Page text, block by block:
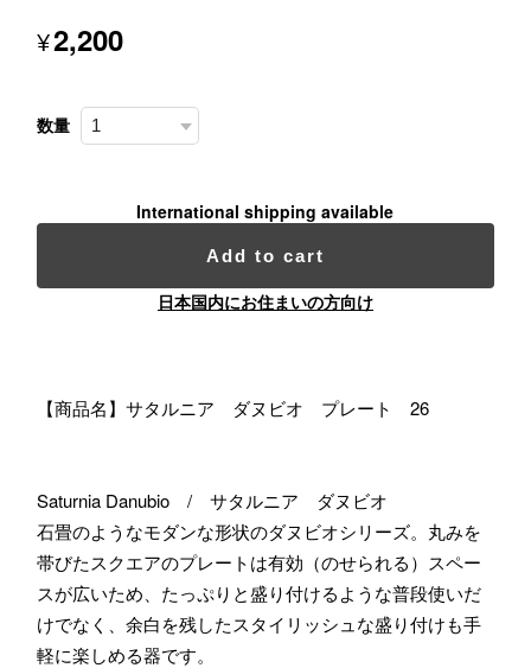
¥2,200
数量
International shipping available
Add to cart
日本国内にお住まいの方向け
【商品名】サタルニア ダヌビオ プレート 26
Saturnia Danubio / サタルニア ダヌビオ
石畳のようなモダンな形状のダヌビオシリーズ。丸みを
帯びたスクエアのプレートは有効（のせられる）スペー
スが広いため、たっぷりと盛り付けるような普段使いだ
けでなく、余白を残したスタイリッシュな盛り付けも手
軽に楽しめる器です。